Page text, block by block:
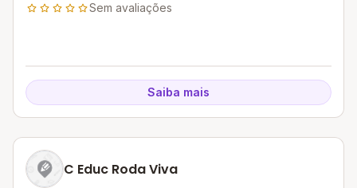
Sem avaliações
Saiba mais
C Educ Roda Viva